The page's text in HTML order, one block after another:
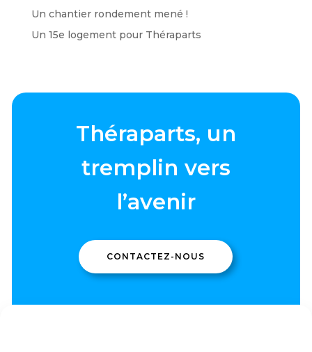
Un chantier rondement mené !
Un 15e logement pour Théraparts
Théraparts, un
tremplin vers
l’avenir
CONTACTEZ-NOUS